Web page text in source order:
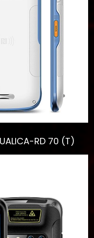
todos los
RD 70 (T)